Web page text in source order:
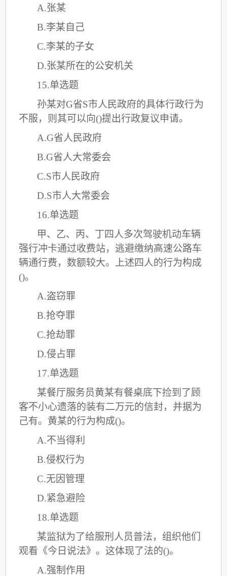
A.张某
B.李某自己
C.李某的子女
D.张某所在的公安机关
15.单选题
孙某对G省S市人民政府的具体行政行为
不服，则其可以向()提出行政复议申请。
A.G省人民政府
B.G省人大常委会
C.S市人民政府
D.S市人大常委会
16.单选题
甲、乙、丙、丁四人多次驾驶机动车辆
强行冲卡通过收费站，逃避缴纳高速公路车
辆通行费，数额较大。上述四人的行为构成
()。
A.盗窃罪
B.抢夺罪
C.抢劫罪
D.侵占罪
17.单选题
某餐厅服务员黄某有餐桌底下捡到了顾
客不小心遗落的装有二万元的信封，并据为
己有。黄某的行为构成()。
A.不当得利
B.侵权行为
C.无因管理
D.紧急避险
18.单选题
某监狱为了给服刑人员普法，组织他们
观看《今日说法》。这体现了法的()。
A.强制作用